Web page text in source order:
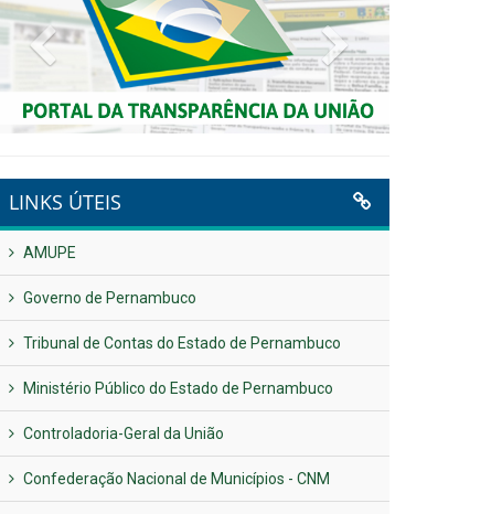
Previous Next
LINKS ÚTEIS
AMUPE
Governo de Pernambuco
Tribunal de Contas do Estado de Pernambuco
Ministério Público do Estado de Pernambuco
Controladoria-Geral da União
Confederação Nacional de Municípios - CNM